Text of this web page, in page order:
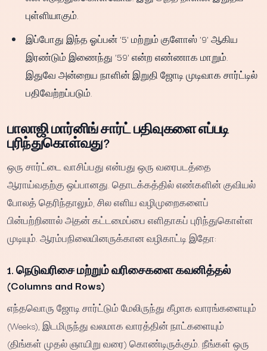
புள்ளியாகும்.
இப்போது இந்த ஓப்பன் '5' மற்றும் குளோஸ் '9' ஆகிய
இரண்டும் இணைந்து '59' என்ற எண்ணாக மாறும்.
இதுவே அன்றைய நாளின் இறுதி ஜோடி முடிவாக சார்ட்டில்
பதிவேற்றப்படும்.
பாலாஜி மார்னிங் சார்ட் பதிவுகளை எப்படி
புரிந்துகொள்வது?
ஒரு சார்ட்டை வாசிப்பது என்பது ஒரு வரைபடத்தை
ஆராய்வதற்கு ஒப்பானது. தொடக்கத்தில் எண்களின் குவியல்
போலத் தெரிந்தாலும், சில எளிய வழிமுறைகளைப்
பின்பற்றினால் அதன் கட்டமைப்பை எளிதாகப் புரிந்துகொள்ள
முடியும். ஆரம்பநிலையினருக்கான வழிகாட்டி இதோ:
1. நெடுவரிசை மற்றும் வரிசைகளை கவனித்தல்
(Columns and Rows)
எந்தவொரு ஜோடி சார்ட்டும் மேலிருந்து கீழாக வாரங்களையும்
(Weeks), இடமிருந்து வலமாக வாரத்தின் நாட்களையும்
(திங்கள் முதல் ஞாயிறு வரை) கொண்டிருக்கும். நீங்கள் ஒரு